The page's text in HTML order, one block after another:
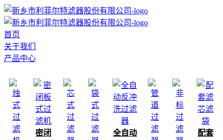
首页
关于我们
产品中心
密闭
全自动
配套